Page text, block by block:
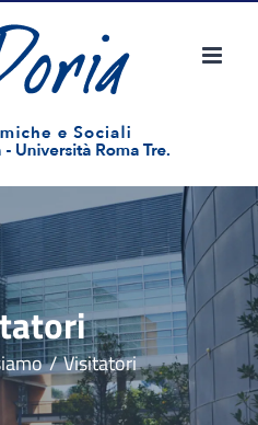
Visitatori